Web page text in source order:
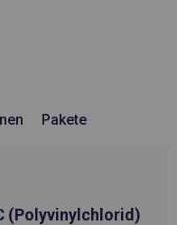
Pakete
(Polyvinylchlorid)